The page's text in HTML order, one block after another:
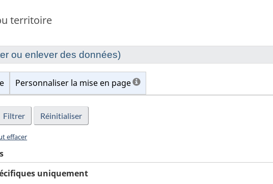
territoire
ou enlever des données)
Personnaliser la mise en page
effacer
uniquement